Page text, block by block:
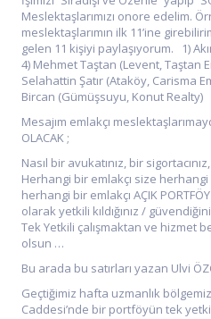
Meslektaşlarımızı onore edelim.
meslektaşlarımın ilk 11’ine
gelen 11 kişiyi paylaşıyorum. 1)
4) Mehmet Taştan (Levent, Taştan
Selahattin Şatır (Ataköy, Carisma
Bircan (Gümüşsuyu, Konut Realty)
Mesajım emlakçı
OLACAK ;
Nasıl bir avukatınız, bir
Herhangi bir emlakçı size
herhangi bir emlakçı AÇIK
olarak yetkili kıldığınız /
Tek Yetkili çalışmaktan ve hizmet
olsun …
Bu arada bu satırları yazan Ulvi
Geçtiğimiz hafta uzmanlık
Caddesi’nde bir portföyün tek